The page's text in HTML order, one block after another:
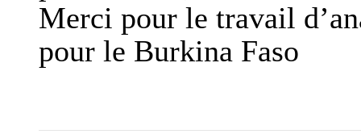
Merci pour le travail
pour le Burkina Faso